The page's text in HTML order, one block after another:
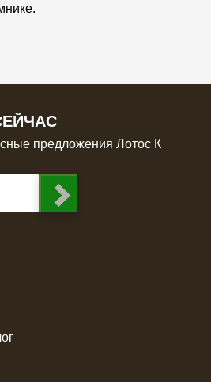
предложения Лотос К